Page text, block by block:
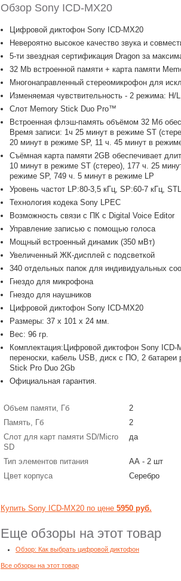
Обзор Sony ICD-MX20
Цифровой диктофон Sony ICD-MX20
Невероятно высокое качество звука и
5-ти звездная сертификация Dragon за
32 Mb встроенной памяти + карта памяти
Многонаправленный стереомикрофон для
Изменяемая чувствительность - 2 режима: H/
Слот Memory Stick Duo Pro™
Встроенная флэш-память объёмом 32 Мб
Время записи: 1ч 25 минут в режиме ST
20 минут в режиме SP, 11 ч. 45 минут в
Съёмная карта памяти 2GB обеспечивает
10 минут в режиме ST (стерео), 177 ч. 25
режиме SP, 749 ч. 5 минут в режиме LP
Уровень частот LP:80-3,5 кГц, SP:60-7 кГц,
Технология кодека Sony LPEC
Возможность связи с ПК с Digital Voice Editor
Управление записью с помощью голоса
Мощный встроенный динамик (350 мВт)
Увеличенный ЖК-дисплей с подсветкой
340 отдельных папок для индивидуальных
Гнездо для микрофона
Гнездо для наушников
Цифровой диктофон Sony ICD-MX20
Размеры: 37 x 101 x 24 мм.
Вес: 96 гр.
Комплектация:Цифровой диктофон Sony ICD-
переноски, кабель USB, диск с ПО, 2
Stick Pro Duo 2Gb
Официальная гарантия.
Объем памяти, Гб
2
Память, Гб
2
Слот для карт памяти SD/Micro
SD
да
Тип элементов питания
АА - 2 шт
Цвет корпуса
Серебро
Купить Sony ICD-MX20 по цене 5950 руб.
Еще обзоры на этот товар
Обзор: Как выбрать цифровой диктофон
Все обзоры на этот товар